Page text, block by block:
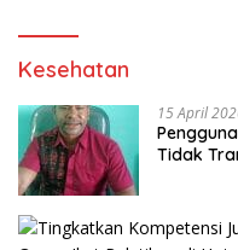
Kesehatan
15 April
Tidak